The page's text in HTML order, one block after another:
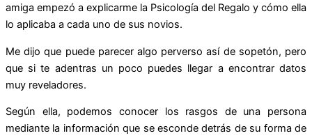
amiga empezó a explicarme la Psicología del Regalo y cómo ella
lo aplicaba a cada uno de sus novios.
Me dijo que puede parecer algo perverso así de sopetón, pero
que si te adentras un poco puedes llegar a encontrar datos
muy reveladores.
Según ella, podemos conocer los rasgos de una persona
mediante la información que se esconde detrás de su forma de